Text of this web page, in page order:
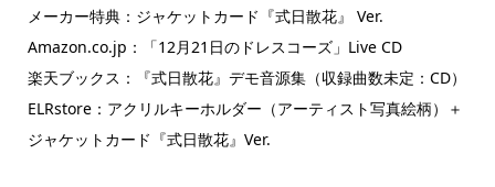
メーカー特典：ジャケットカード『式日散花』 Ver.
Amazon.co.jp：「12月21日のドレスコーズ」Live CD
楽天ブックス：『式日散花』デモ音源集（収録曲数未定：CD）
ELRstore：アクリルキーホルダー（アーティスト写真絵柄）＋
ジャケットカード『式日散花』Ver.